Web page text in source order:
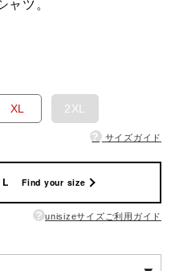
ャツ。
XL 2XL
? サイズガイド
L Find your size
? unisizeサイズご利用ガイド